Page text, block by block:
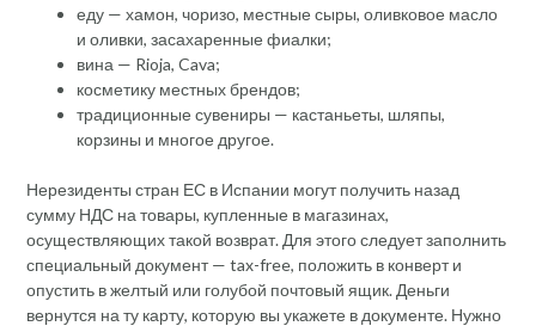
еду — хамон, чоризо, местные сыры, оливковое масло
и оливки, засахаренные фиалки;
вина — Rioja, Cava;
косметику местных брендов;
традиционные сувениры — кастаньеты, шляпы,
корзины и многое другое.
Нерезиденты стран ЕС в Испании могут получить назад
сумму НДС на товары, купленные в магазинах,
осуществляющих такой возврат. Для этого следует заполнить
специальный документ — tax-free, положить в конверт и
опустить в желтый или голубой почтовый ящик. Деньги
вернутся на ту карту, которую вы укажете в документе. Нужно